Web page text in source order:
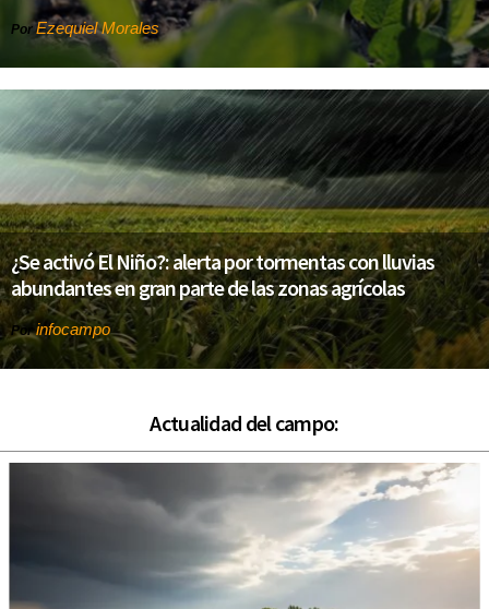
PorEzequiel Morales
¿Se activó El Niño?: alerta por tormentas con lluvias
abundantes en gran parte de las zonas agrícolas
Porinfocampo
Actualidad del campo: